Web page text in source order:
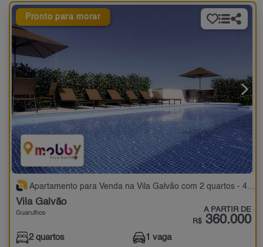
Pronto para morar
Apartamento para Venda na Vila Galvão com 2 quartos - 45 a 48 m²
Vila Galvão
Guarulhos A PARTIR DE
R$ 360.000
2 quartos 1 vaga